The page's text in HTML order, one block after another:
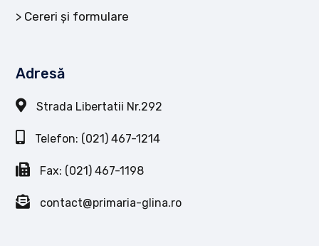
Cereri și formulare
Adresă
Strada Libertatii Nr.292
Telefon: (021) 467-1214
Fax: (021) 467-1198
contact@primaria-glina.ro